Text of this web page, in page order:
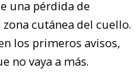
una pérdida de
cutánea del cuello.
los primeros avisos,
no vaya a más.